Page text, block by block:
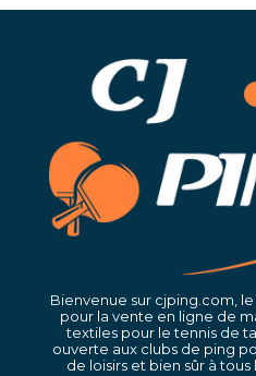
Bienvenue sur cjping.com,
pour la vente en ligne de
textiles pour le tennis de
ouverte aux clubs de ping
de loisirs et bien sûr à